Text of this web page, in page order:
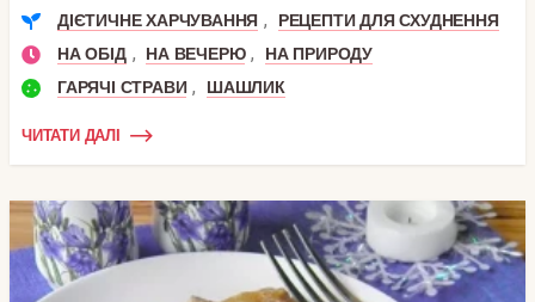
ДІЄТИЧНЕ ХАРЧУВАННЯ ,
РЕЦЕПТИ ДЛЯ СХУДНЕННЯ
НА ОБІД , НА ВЕЧЕРЮ ,
НА ПРИРОДУ
ГАРЯЧІ СТРАВИ , ШАШЛИК
ЧИТАТИ ДАЛІ